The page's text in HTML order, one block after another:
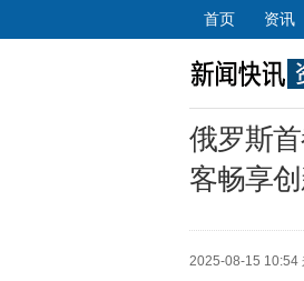
首页 资讯
俄罗斯
客畅享
2025-08-15 10:54